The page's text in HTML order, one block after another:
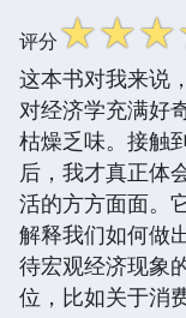
评分☆☆☆
这本书对我来说
对经济学充满好
枯燥乏味。接触
后，我才真正体
活的方方面面。
解释我们如何做
待宏观经济现象
位，比如关于消